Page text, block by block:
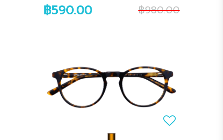
฿590.00
฿980.00